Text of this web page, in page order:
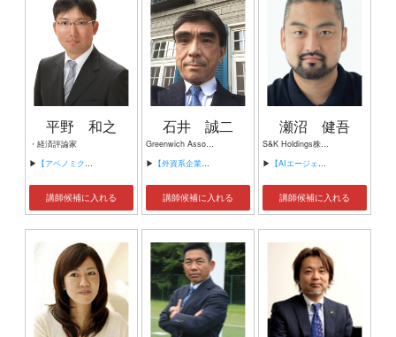
平野 和之
・経済評論家
▶ 【アベノミクスの３本の割りばしをどう矢にするか】
講師候補に入れる
石井 誠二
Greenwich Associates Japan 株式会社 代表取締役
▶ 【外資系企業への転職・サバイバル術】
講師候補に入れる
瀬沼 健吾
S&K Holdings株式会社 代表取締役 S&K Capital株式会社 代表取締役 株式会社Del Qui 代表取締役
▶ 【AIエージェント時代の経営と新規事業。15社以上の起業経験から学ぶ、事業と組織のつくり方】
講師候補に入れる